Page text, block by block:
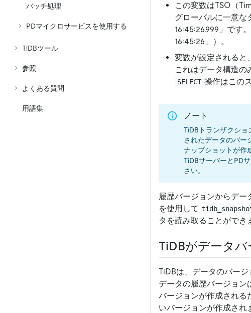
バッチ処理
PDマイクロサービスを使用する
TiDBツール
参照
よくある質問
用語集
この変数はTSO（
グローバルに一意
16:45:26.999」です
16:45:26」）。
変数が設定されると
これはデータ構造の
SELECT 操作はこの
ノート
TiDBトランザクシ
されたデータのバー
ナップショットが作
TiDBサーバーとPD
さい。
履歴バージョンからデー
を使用して
タを読み取ることができ
TiDBがデータ
TiDBは、データのバー
データの履歴バージョ
バージョンが作成される
いバージョンが作成され